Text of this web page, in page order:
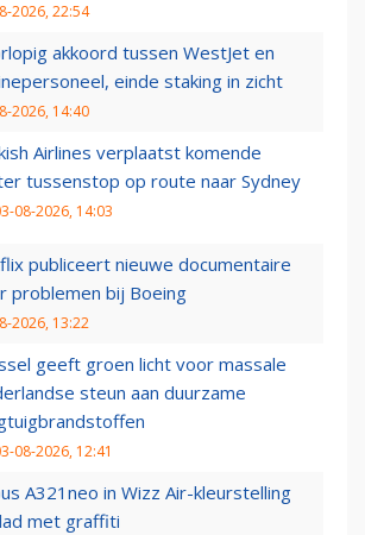
2026, 22:54
akkoord tussen WestJet en
einde staking in zicht
2026, 14:40
Airlines verplaatst komende
tussenstop op route naar Sydney
08-2026, 14:03
publiceert nieuwe documentaire
problemen bij Boeing
2026, 13:22
geeft groen licht voor massale
steun aan duurzame
08-2026, 12:41
A321neo in Wizz Air-kleurstelling
met graffiti